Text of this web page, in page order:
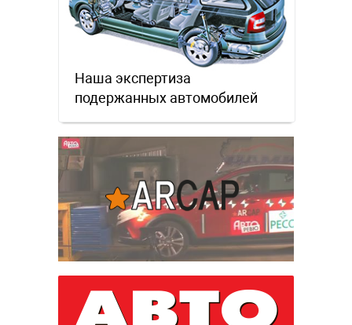
Наша экспертиза
подержанных автомобилей